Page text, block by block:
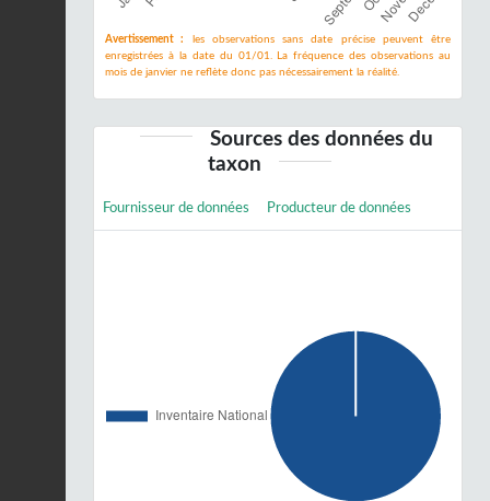
Avertissement :
les observations sans date précise peuvent être
enregistrées à la date du 01/01. La fréquence des observations au
mois de janvier ne reflète donc pas nécessairement la réalité.
Sources des données du
taxon
Fournisseur de données Producteur de données